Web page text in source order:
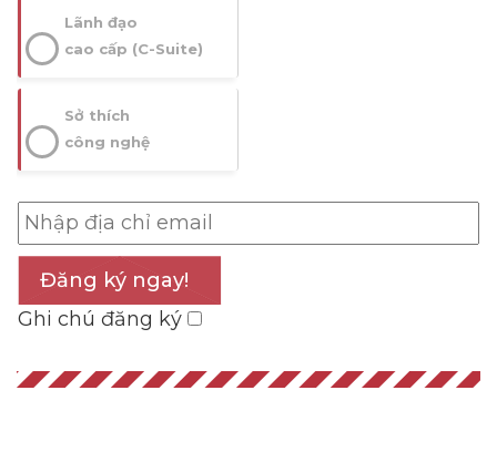
Lãnh đạo
cao cấp (C-Suite)
Sở thích
công nghệ
Đăng ký ngay!
Ghi chú đăng ký